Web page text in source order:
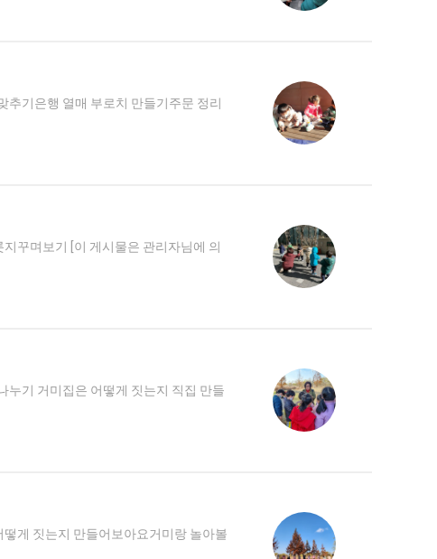
추기은행 열매 부로치 만들기주문 정리
꾸며보기 [이 게시물은 관리자님에 의
누기 거미집은 어떻게 짓는지 직집 만들
게 짓는지 만들어보아요거미랑 놀아볼